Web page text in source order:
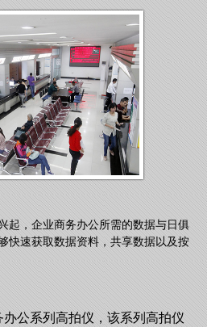
起，企业商务办公所需的数据与日俱
快速获取数据资料，共享数据以及按
公系列高拍仪，该系列高拍仪